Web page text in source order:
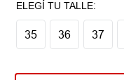
35 36 37